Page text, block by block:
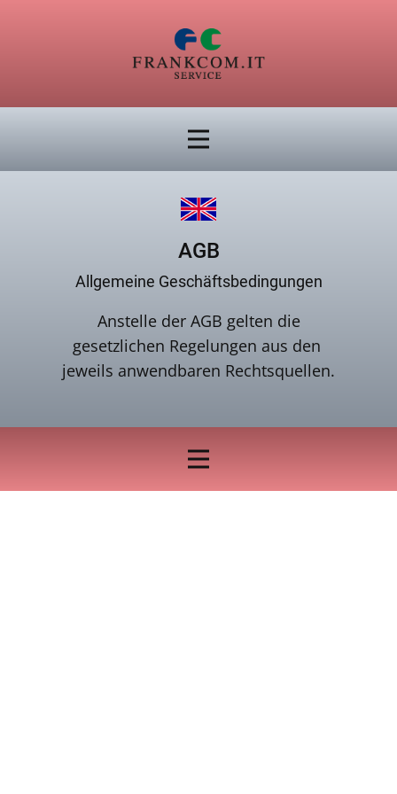
AGB
Allgemeine Geschäftsbedingungen
Anstelle der AGB gelten die
gesetzlichen Regelungen aus den
jeweils anwendbaren Rechtsquellen.